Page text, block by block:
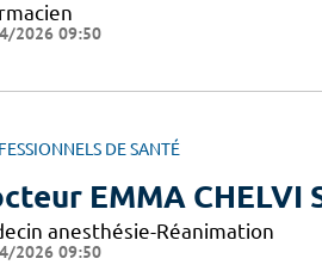
2026 09:50
DE SANTÉ
EMMA CHELVI
anesthésie-Réanimation
2026 09:50